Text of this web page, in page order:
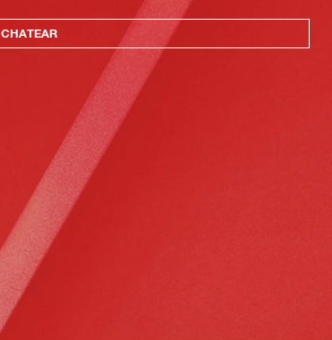
CHATEAR